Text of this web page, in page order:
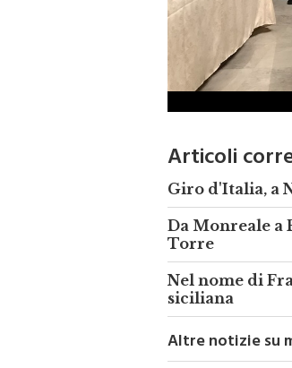
Articoli
Giro d'Italia, a
Da Monreale a
Torre
Nel nome di
siciliana
Altre notizie su